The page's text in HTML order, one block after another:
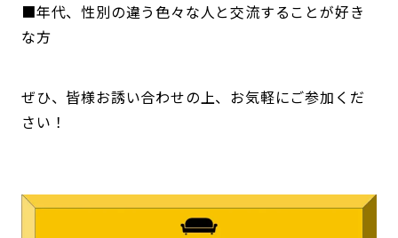
■年代、性別の違う色々な人と交流することが好き
な方
ぜひ、皆様お誘い合わせの上、お気軽にご参加くだ
さい！